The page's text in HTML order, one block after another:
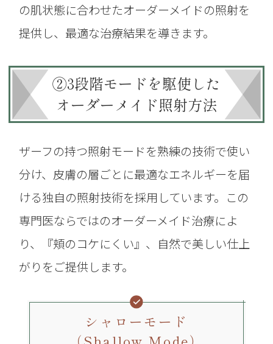
の肌状態に合わせたオーダーメイドの照射を
提供し、最適な治療結果を導きます。
②3段階モードを駆使した
オーダーメイド照射方法
ザーフの持つ照射モードを熟練の技術で使い
分け、皮膚の層ごとに最適なエネルギーを届
ける独自の照射技術を採用しています。この
専門医ならではのオーダーメイド治療によ
り、
『頬のコケにくい』、自然で美しい仕上
がりをご提供します。
シャローモード